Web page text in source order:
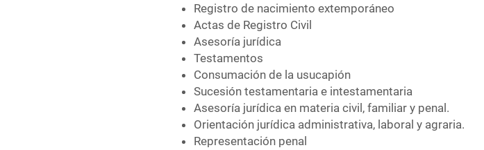
Registro de nacimiento extemporáneo
Actas de Registro Civil
Asesoría jurídica
Testamentos
Consumación de la usucapión
Sucesión testamentaria e intestamentaria
Asesoría jurídica en materia civil, familiar y penal.
Orientación jurídica administrativa, laboral y agraria.
Representación penal